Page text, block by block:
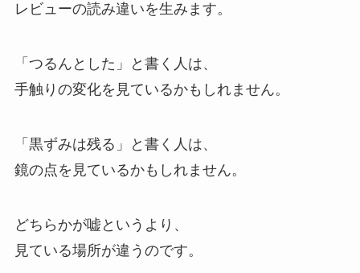
レビューの読み違いを生みます。
「つるんとした」と書く人は、
手触りの変化を見ているかもしれません。
「黒ずみは残る」と書く人は、
鏡の点を見ているかもしれません。
どちらかが嘘というより、
見ている場所が違うのです。